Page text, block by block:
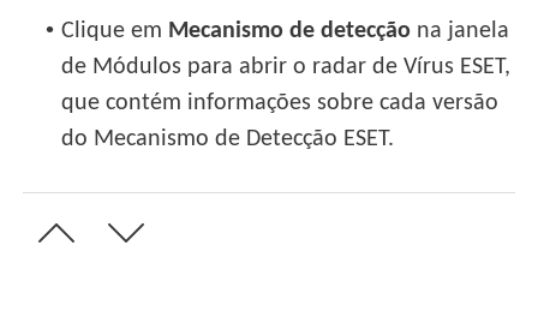
• Clique em Mecanismo de detecção na janela
de Módulos para abrir o radar de Vírus ESET,
que contém informações sobre cada versão
do Mecanismo de Detecção ESET.